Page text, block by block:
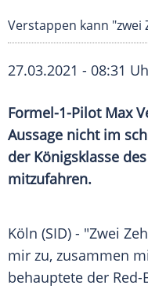
Verstappen kann
27.03.2021 - 08:31
Formel-1-Pilot Max
Aussage nicht im
der Königsklasse des
mitzufahren.
Köln (SID) - "Zwei
mir zu, zusammen
behauptete der